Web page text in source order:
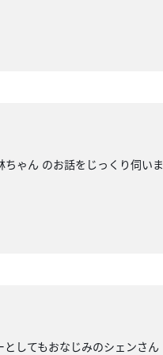
ゃん のお話をじっくり伺いま
してもおなじみのシェンさん